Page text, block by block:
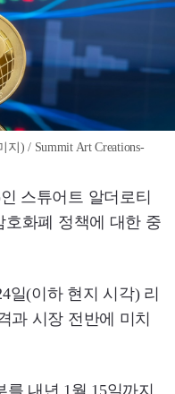
) / Summit Art Creations-
스튜어트 알더로티
호화폐 정책에 대한 중
일(이하 현지 시각) 리
과 시장 전반에 미치